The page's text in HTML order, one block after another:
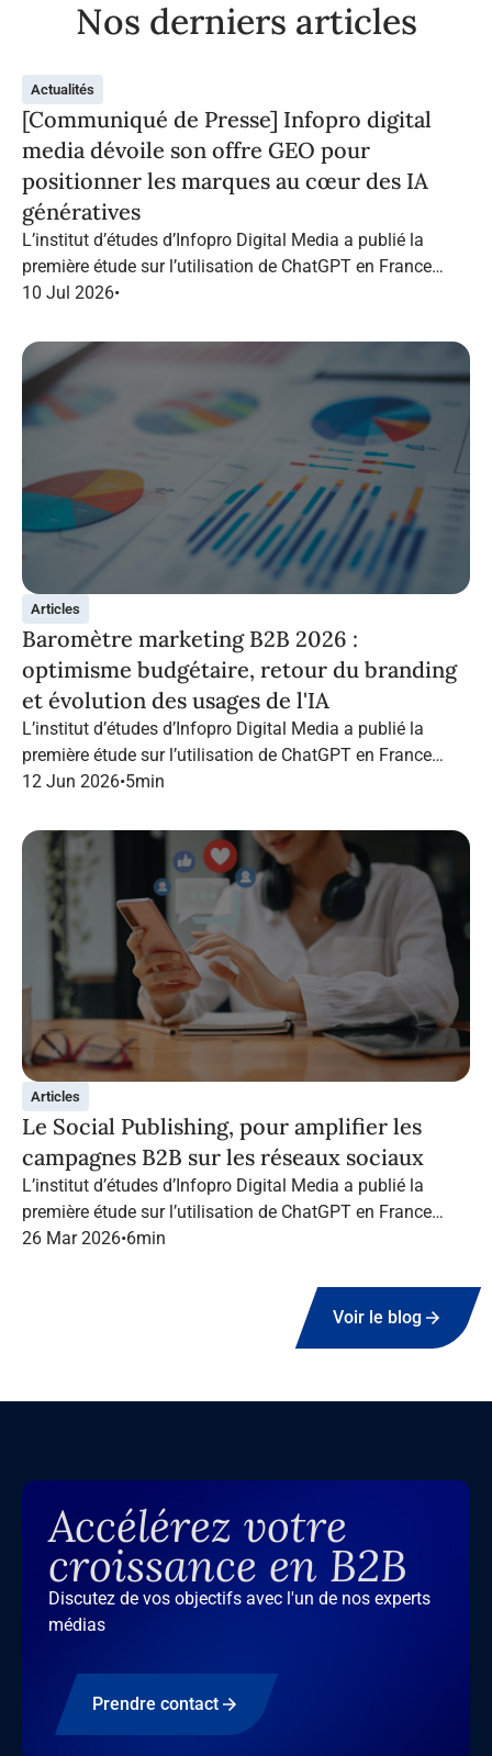
Nos derniers articles
Actualités
[Communiqué de Presse] Infopro digital
media dévoile son offre GEO pour
positionner les marques au cœur des IA
génératives
L’institut d’études d’Infopro Digital Media a publié la
première étude sur l’utilisation de ChatGPT en France
dans le marketing B2B.
10 Jul 2026•
Articles
Baromètre marketing B2B 2026 :
optimisme budgétaire, retour du branding
et évolution des usages de l'IA
L’institut d’études d’Infopro Digital Media a publié la
première étude sur l’utilisation de ChatGPT en France
dans le marketing B2B.
12 Jun 2026•5min
Articles
Le Social Publishing, pour amplifier les
campagnes B2B sur les réseaux sociaux
L’institut d’études d’Infopro Digital Media a publié la
première étude sur l’utilisation de ChatGPT en France
dans le marketing B2B.
26 Mar 2026•6min
Voir le blog
Accélérez votre
croissance en B2B
Discutez de vos objectifs avec l'un de nos experts
médias
Prendre contact